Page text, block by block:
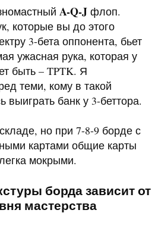
A-Q-J флоп.
которые вы до этого
3-бета оппонента, бьет
ужасная рука, которая у
быть – TPTK. Я
теми, кому в такой
выиграть банк у 3-беттора.
но при 7-8-9 борде с
картами общие карты
мокрыми.
борда зависит от
мастерства